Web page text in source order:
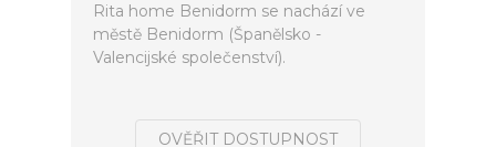
Rita home Benidorm se nachází ve
městě Benidorm (Španělsko -
Valencijské společenství).
OVĚŘIT DOSTUPNOST